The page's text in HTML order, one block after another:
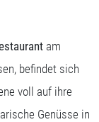
am
befindet sich
voll auf ihre
Genüsse in